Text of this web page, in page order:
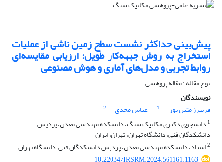
پیش‌بینی حداکثر نشست سطح زمین ناشی از عملیات
استخراج به روش جبهه‌کار طویل: ارزیابی مقایسه‌ای
روابط تجربی و مدل‌های آماری و هوش مصنوعی
نوع مقاله : مقاله پژوهشی
نویسندگان
فریبرز متین پور
1 عباس مجدی
2
1 دانشجوی دکتری مکانیک سنگ، دانشکده مهندسی معدن، پردیس
دانشکدگان فنی، دانشگاه تهران، تهران، ایران
2استاد، دانشکده مهندسی معدن، پردیس دانشکدگان فنی، دانشگاه تهران